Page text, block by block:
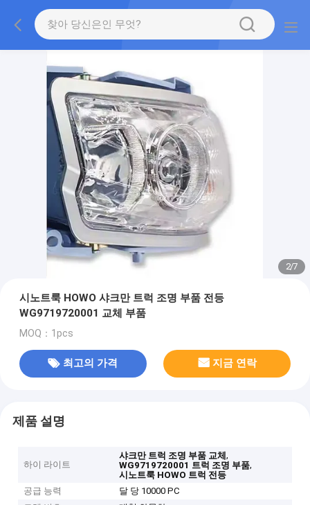
2/7
시노트룩 HOWO 샤크만 트럭 조명 부품 전등
WG9719720001 교체 부품
MOQ：1pcs
최고의 가격 지금 연락
제품 설명
하이 라이트
샤크만 트럭 조명 부품 교체,
WG9719720001 트럭 조명 부품,
시노트룩 HOWO 트럭 전등
공급 능력
달 당 10000 PC